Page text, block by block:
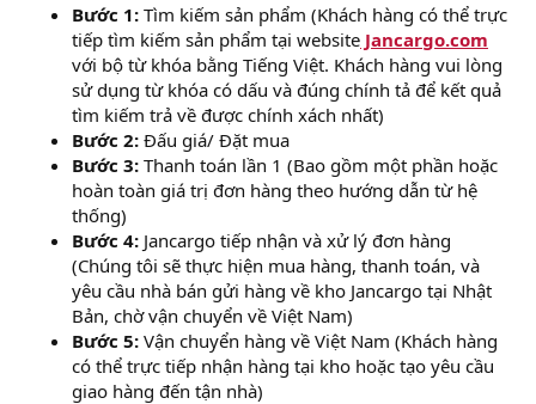
Bước 1: Tìm kiếm sản phẩm (Khách hàng có thể trực
tiếp tìm kiếm sản phẩm tại website Jancargo.com
với bộ từ khóa bằng Tiếng Việt. Khách hàng vui lòng
sử dụng từ khóa có dấu và đúng chính tả để kết quả
tìm kiếm trả về được chính xách nhất)
Bước 2: Đấu giá/ Đặt mua
Bước 3: Thanh toán lần 1 (Bao gồm một phần hoặc
hoàn toàn giá trị đơn hàng theo hướng dẫn từ hệ
thống)
Bước 4: Jancargo tiếp nhận và xử lý đơn hàng
(Chúng tôi sẽ thực hiện mua hàng, thanh toán, và
yêu cầu nhà bán gửi hàng về kho Jancargo tại Nhật
Bản, chờ vận chuyển về Việt Nam)
Bước 5: Vận chuyển hàng về Việt Nam (Khách hàng
có thể trực tiếp nhận hàng tại kho hoặc tạo yêu cầu
giao hàng đến tận nhà)